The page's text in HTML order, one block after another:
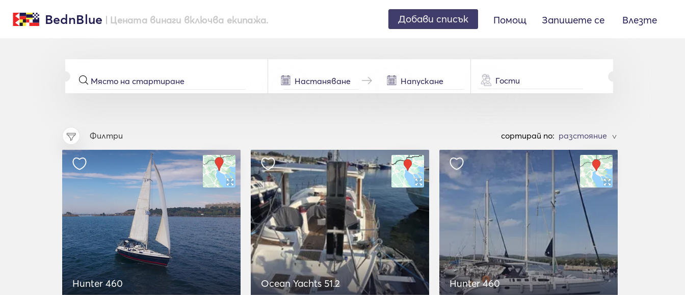
BednBlue | Цената винаги включва екипажа. Добави списък Помощ Запишете се Влезте
Гости
Филтри cортирай по: >
Hunter 460 Ocean Yachts 51.2 Hunter 460